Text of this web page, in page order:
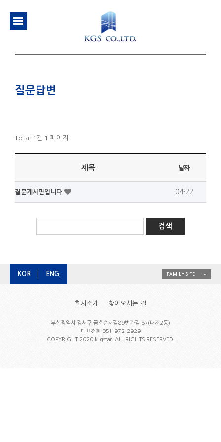
질문답변
Total 1건 1 페이지
제목 날짜
질문게시판입니다 04-22
KOR ENG. FAMILY SITE
회사소개 찾아오시는 길
부산광역시 강서구 금호순서길89번가길 87(대저2동)
대표전화 051-972-2929
COPYRIGHT 2020 k-gstar. ALL RIGHTS RESERVED.